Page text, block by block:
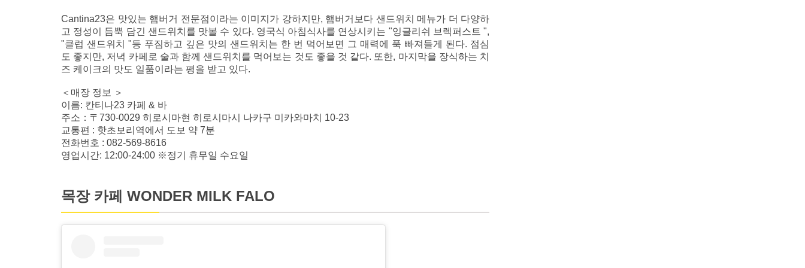
Cantina23은 맛있는 햄버거 전문점이라는 이미지가 강하지만, 햄버거보다 샌드위치 메뉴가 더 다양하
고 정성이 듬뿍 담긴 샌드위치를 맛볼 수 있다. 영국식 아침식사를 연상시키는 "잉글리쉬 브렉퍼스트 ",
"클럽 샌드위치 "등 푸짐하고 깊은 맛의 샌드위치는 한 번 먹어보면 그 매력에 푹 빠져들게 된다. 점심
도 좋지만, 저녁 카페로 술과 함께 샌드위치를 먹어보는 것도 좋을 것 같다. 또한, 마지막을 장식하는 치
즈 케이크의 맛도 일품이라는 평을 받고 있다.
＜매장 정보 ＞
이름: 칸티나23 카페 & 바
주소：〒730-0029 히로시마현 히로시마시 나카구 미카와마치 10-23
교통편 : 핫초보리역에서 도보 약 7분
전화번호 : 082-569-8616
영업시간: 12:00-24:00 ※정기 휴무일 수요일
목장 카페 WONDER MILK FALO